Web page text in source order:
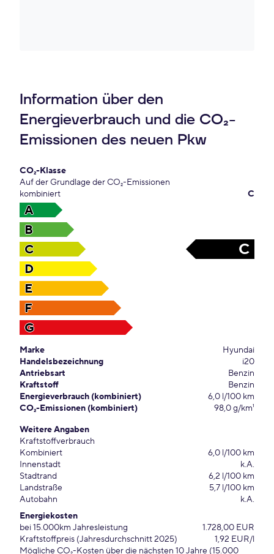
Information über den
Energieverbrauch und die CO₂-
Emissionen des neuen Pkw
CO₂-Klasse
Auf der Grundlage der CO₂-Emissionen
kombiniert
C
A
B
C
C
D
E
F
G
Marke
Hyundai
Handelsbezeichnung
i20
Antriebsart
Benzin
Kraftstoff
Benzin
Energieverbrauch (kombiniert)
6,0 l/100 km
CO₂-Emissionen (kombiniert)
98,0 g/km¹
Weitere Angaben
Kraftstoffverbrauch
Kombiniert
6,0 l/100 km
Innenstadt
k.A.
Stadtrand
6,2 l/100 km
Landstraße
5,7 l/100 km
Autobahn
k.A.
Energiekosten
bei 15.000km Jahresleistung
1.728,00 EUR
Kraftstoffpreis (Jahresdurchschnitt 2025)
1,92 EUR/l
Mögliche CO₂-Kosten über die nächsten 10 Jahre (15.000